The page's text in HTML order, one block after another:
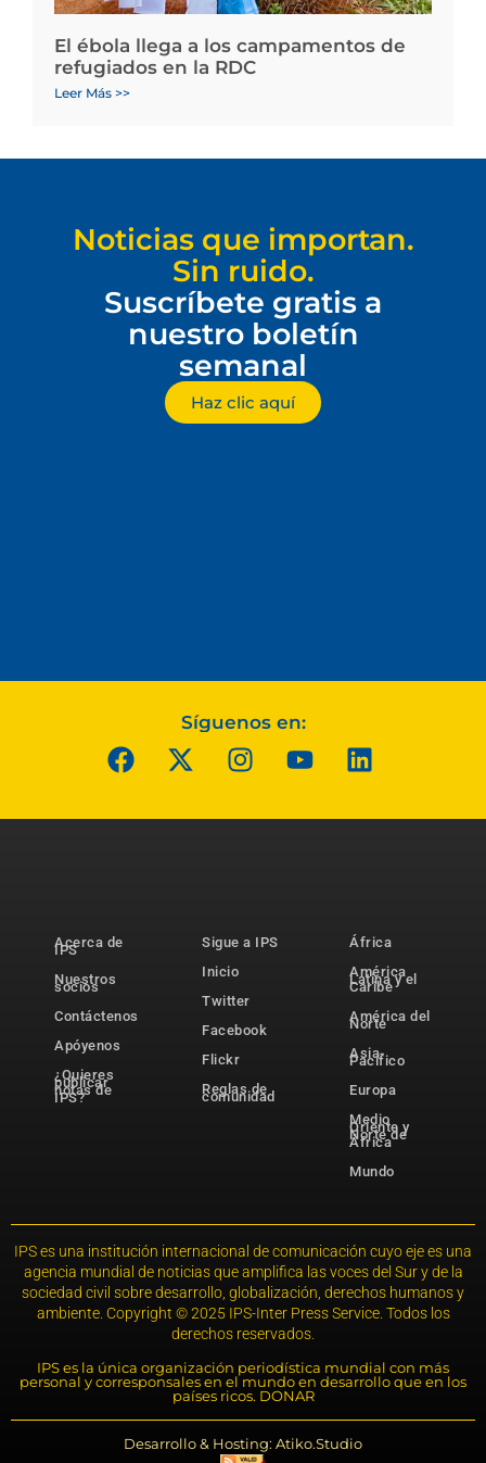
El ébola llega a los campamentos de
refugiados en la RDC
Leer Más >>
Noticias que importan.
Sin ruido.
Suscríbete gratis a
nuestro boletín
semanal
Haz clic aquí
Síguenos en:
Acerca de
IPS
Nuestros
socios
Contáctenos
Apóyenos
¿Quieres
publicar
notas de
IPS?
Sigue a IPS
Inicio
Twitter
Facebook
Flickr
Reglas de
comunidad
África
América
Latina y el
Caribe
América del
Norte
Asia-
Pacífico
Europa
Medio
Oriente y
Norte de
África
Mundo
IPS es una institución internacional de comunicación cuyo eje es una
agencia mundial de noticias que amplifica las voces del Sur y de la
sociedad civil sobre desarrollo, globalización, derechos humanos y
ambiente. Copyright © 2025 IPS-Inter Press Service. Todos los
derechos reservados.
IPS es la única organización periodística mundial con más
personal y corresponsales en el mundo en desarrollo que en los
países ricos. DONAR
Desarrollo & Hosting: Atiko.Studio